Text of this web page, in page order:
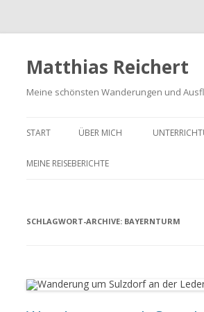
Matthias Reichert
Meine schönsten Wanderungen und
START ÜBER MICH
MEINE REISEBERICHTE
MEIN SCHWARZWALD URLAUB
SCHLAGWORT-ARCHIVE: BAYERNTURM